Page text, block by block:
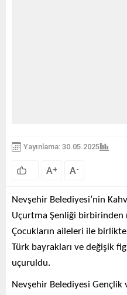
Yayınlama: 30.05.2025
A+ A-
Nevşehir Belediyesi’nin
Uçurtma Şenliği
Çocukların aileleri ile birlikte
Türk bayrakları ve değişik
uçuruldu.
Nevşehir Belediyesi Gençlik